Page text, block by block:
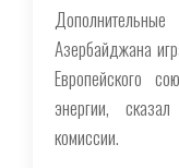
Азербайджана
Европейского
энергии, сказал
комиссии.